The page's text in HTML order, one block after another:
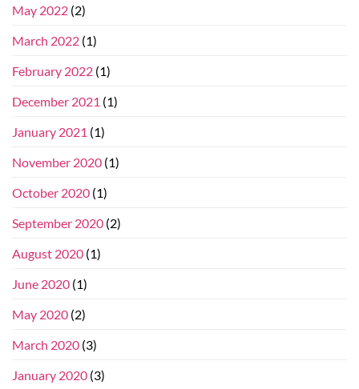
May 2022 (2)
March 2022 (1)
February 2022 (1)
December 2021 (1)
January 2021 (1)
November 2020 (1)
October 2020 (1)
September 2020 (2)
August 2020 (1)
June 2020 (1)
May 2020 (2)
March 2020 (3)
January 2020 (3)